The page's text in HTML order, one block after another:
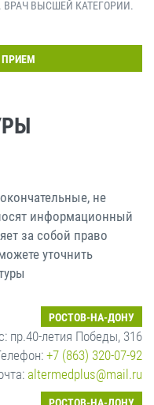
ВЫСШЕЙ КАТЕГОРИИ.
ПРИЕМ
не
информационный
за собой право
уточнить
РОСТОВ-НА-ДОНУ
пр.40-летия Победы, 316
+7 (863) 320-07-92
altermedplus@mail.ru